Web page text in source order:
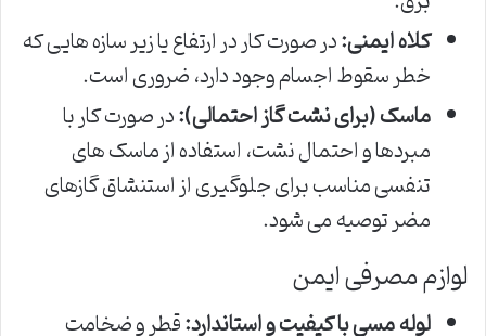
کلاه ایمنی:در صورت کار در ارتفاع یا زیر سازه هایی که
خطر سقوط اجسام وجود دارد، ضروری است.
ماسک (برای نشت گاز احتمالی):در صورت کار با
مبردها و احتمال نشت، استفاده از ماسک های
تنفسی مناسب برای جلوگیری از استنشاق گازهای
مضر توصیه می شود.
لوازم مصرفی ایمن
لوله مسی با کیفیت و استاندارد:قطر و ضخامت